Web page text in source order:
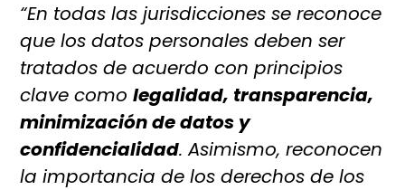
“En todas las jurisdicciones se reconoce
que los datos personales deben ser
tratados de acuerdo con principios
clave comolegalidad, transparencia,
minimización de datos y
confidencialidad. Asimismo, reconocen
la importancia de los derechos de los